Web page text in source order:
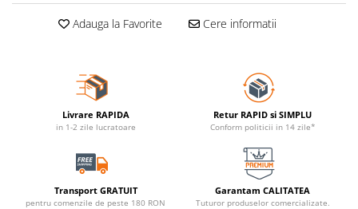
Adauga la Favorite Cere informatii
Livrare RAPIDA
in 1-2 zile lucratoare
Retur RAPID si SIMPLU
Conform politicii in 14 zile*
Transport GRATUIT
pentru comenzile de peste 180 RON
Garantam CALITATEA
Tuturor produselor comercializate.